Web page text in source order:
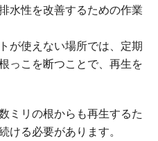
水性を改善するための作業
が使えない場所では、定期
っこを断つことで、再生を
ミリの根からも再生するた
ける必要があります。